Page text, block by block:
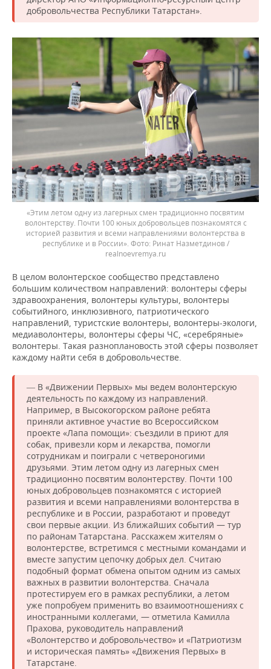
добровольчества Республики Татарстан».
«Этим летом одну из лагерных смен традиционно посвятим
волонтерству. Почти 100 юных добровольцев познакомятся с
историей развития и всеми направлениями волонтерства в
республике и в России».
Ринат Назметдинов /
realnoevremya.ru
В целом волонтерское сообщество представлено
большим количеством направлений: волонтеры сферы
здравоохранения, волонтеры культуры, волонтеры
событийного, инклюзивного, патриотического
направлений, туристские волонтеры, волонтеры-экологи,
медиаволонтеры, волонтеры сферы ЧС, «серебряные»
волонтеры. Такая разноплановость этой сферы позволяет
каждому найти себя в добровольчестве.
— В «Движении Первых» мы ведем волонтерскую
деятельность по каждому из направлений.
Например, в Высокогорском районе ребята
приняли активное участие во Всероссийском
проекте «Лапа помощи»: съездили в приют для
собак, привезли корм и лекарства, помогли
сотрудникам и поиграли с четвероногими
друзьями. Этим летом одну из лагерных смен
традиционно посвятим волонтерству. Почти 100
юных добровольцев познакомятся с историей
развития и всеми направлениями волонтерства в
республике и в России, разработают и проведут
свои первые акции. Из ближайших событий — тур
по районам Татарстана. Расскажем жителям о
волонтерстве, встретимся с местными командами и
вместе запустим цепочку добрых дел. Считаю
подобный формат обмена опытом одним из самых
важных в развитии волонтерства. Сначала
протестируем его в рамках республики, а летом
уже попробуем применить во взаимоотношениях с
иностранными коллегами, — отметила Камилла
Прахова, руководитель направлений
«Волонтерство и добровольчество» и «Патриотизм
и историческая память» «Движения Первых» в
Татарстане.